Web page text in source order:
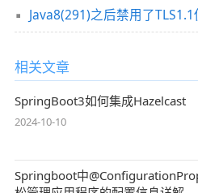
相关文章
SpringBoot3如何集成Hazelcast
2024-10-10
Springboot中